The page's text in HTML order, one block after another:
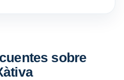
sobre